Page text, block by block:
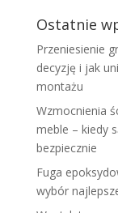
Ostatnie
Przeniesienie
decyzję i jak
montażu
Wzmocnienia
meble – kiedy
bezpiecznie
Fuga
wybór